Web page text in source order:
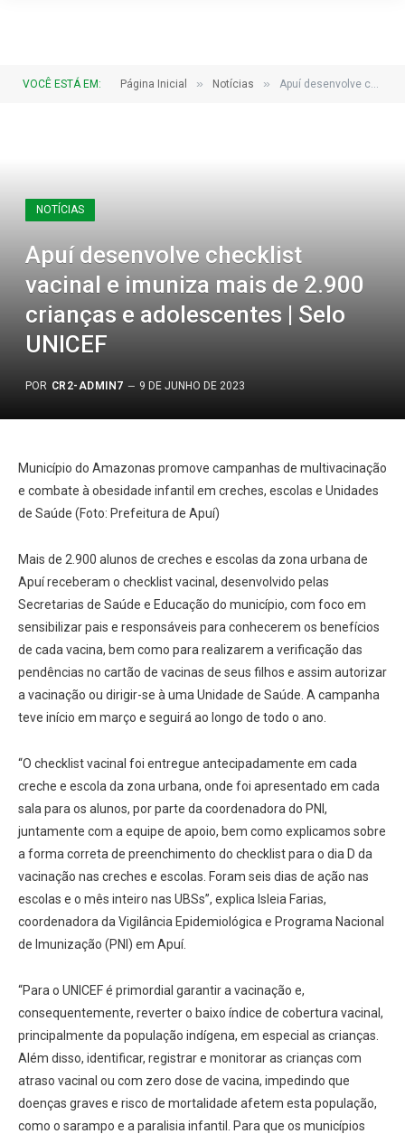
VOCÊ ESTÁ EM: Página Inicial » Notícias » Apuí desenvolve checklist vacinal e imuniza mais de 2.900 crianças e adolescentes | Selo UNICEF
NOTÍCIAS
Apuí desenvolve checklist
vacinal e imuniza mais de 2.900
crianças e adolescentes | Selo
UNICEF
POR CR2-ADMIN7 9 DE JUNHO DE 2023
Município do Amazonas promove campanhas de multivacinação
e combate à obesidade infantil em creches, escolas e Unidades
de Saúde (Foto: Prefeitura de Apuí)
Mais de 2.900 alunos de creches e escolas da zona urbana de
Apuí receberam o checklist vacinal, desenvolvido pelas
Secretarias de Saúde e Educação do município, com foco em
sensibilizar pais e responsáveis para conhecerem os benefícios
de cada vacina, bem como para realizarem a verificação das
pendências no cartão de vacinas de seus filhos e assim autorizar
a vacinação ou dirigir-se à uma Unidade de Saúde. A campanha
teve início em março e seguirá ao longo de todo o ano.
“O checklist vacinal foi entregue antecipadamente em cada
creche e escola da zona urbana, onde foi apresentado em cada
sala para os alunos, por parte da coordenadora do PNI,
juntamente com a equipe de apoio, bem como explicamos sobre
a forma correta de preenchimento do checklist para o dia D da
vacinação nas creches e escolas. Foram seis dias de ação nas
escolas e o mês inteiro nas UBSs”, explica Isleia Farias,
coordenadora da Vigilância Epidemiológica e Programa Nacional
de Imunização (PNI) em Apuí.
“Para o UNICEF é primordial garantir a vacinação e,
consequentemente, reverter o baixo índice de cobertura vacinal,
principalmente da população indígena, em especial as crianças.
Além disso, identificar, registrar e monitorar as crianças com
atraso vacinal ou com zero dose de vacina, impedindo que
doenças graves e risco de mortalidade afetem esta população,
como o sarampo e a paralisia infantil. Para que os municípios